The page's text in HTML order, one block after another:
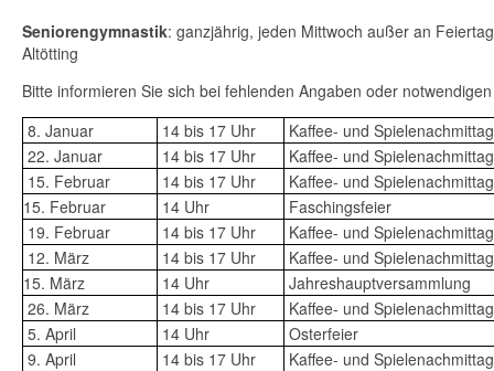
Seniorengymnastik: ganzjährig, jeden Mittwoch außer an
Altötting
Bitte informieren Sie sich bei fehlenden Angaben oder
8. Januar
14 bis 17 Uhr
Kaffee- und Spielenachmittag
22. Januar
14 bis 17 Uhr
Kaffee- und Spielenachmittag
15. Februar
14 bis 17 Uhr
Kaffee- und Spielenachmittag
15. Februar
14 Uhr
Faschingsfeier
19. Februar
14 bis 17 Uhr
Kaffee- und Spielenachmittag
12. März
14 bis 17 Uhr
Kaffee- und Spielenachmittag
15. März
14 Uhr
Jahreshauptversammlung
26. März
14 bis 17 Uhr
Kaffee- und Spielenachmittag
5. April
14 Uhr
Osterfeier
9. April
14 bis 17 Uhr
Kaffee- und Spielenachmittag